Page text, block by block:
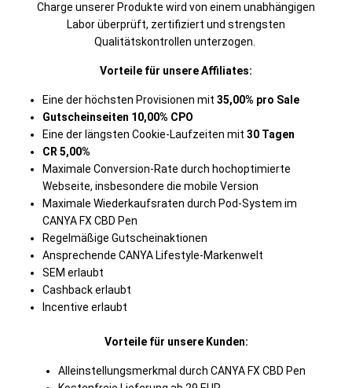
Charge unserer Produkte wird von einem unabhängigen
Labor überprüft, zertifiziert und strengsten
Qualitätskontrollen unterzogen.
Vorteile für unsere Affiliates:
Eine der höchsten Provisionen mit 35,00% pro Sale
Gutscheinseiten 10,00% CPO
Eine der längsten Cookie-Laufzeiten mit 30 Tagen
CR 5,00%
Maximale Conversion-Rate durch hochoptimierte
Webseite, insbesondere die mobile Version
Maximale Wiederkaufsraten durch Pod-System im
CANYA FX CBD Pen
Regelmäßige Gutscheinaktionen
Ansprechende CANYA Lifestyle-Markenwelt
SEM erlaubt
Cashback erlaubt
Incentive erlaubt
Vorteile für unsere Kunden:
Alleinstellungsmerkmal durch CANYA FX CBD Pen